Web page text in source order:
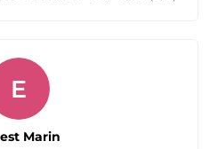
E
Marin